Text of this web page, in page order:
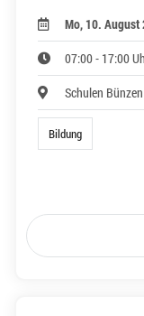
Mo, 10. August
07:00 - 17:00
Schulen
Bildung